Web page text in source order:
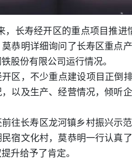
，长寿经开区的重点项目推
恭明详细询问了长寿区重点
股份有限公司运行情况。
区，不少重点建设项目正倒
以及生产、经营情况，倾听
往长寿区龙河镇乡村振兴示
宿文化村，莫恭明一行认真
升给予了肯定。